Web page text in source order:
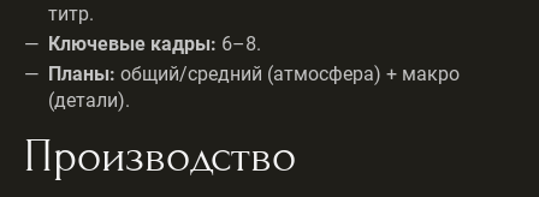
титр.
Ключевые кадры: 6–8.
Планы: общий/средний (атмосфера) + макро
(детали).
Производство